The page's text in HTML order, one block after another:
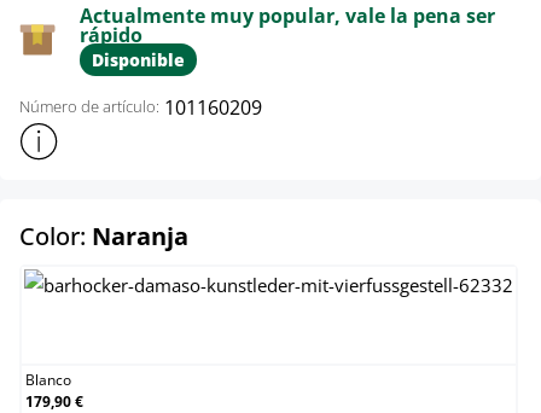
Actualmente muy popular, vale la pena ser
rápido
Disponible
Número de artículo: 101160209
Mostrar más información sobre el producto
Color: Naranja
Blanco
179,90 €